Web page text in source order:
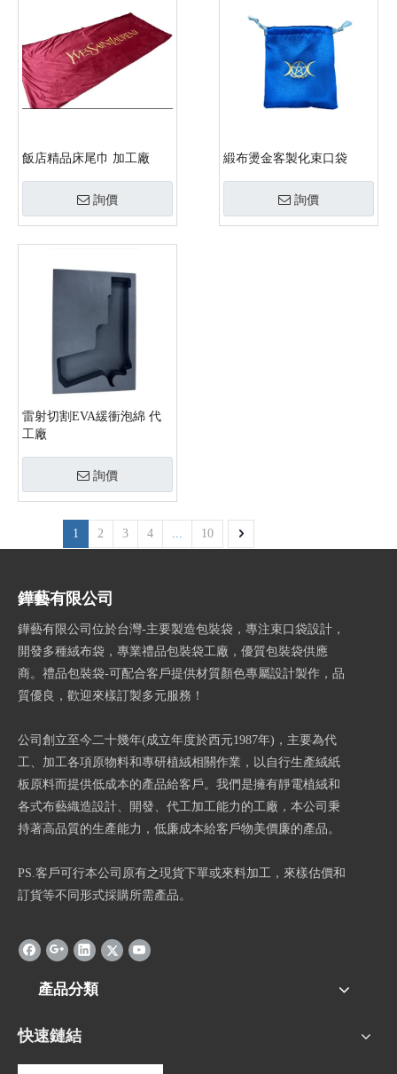
飯店精品床尾巾 加工廠
詢價
緞布燙金客製化束口袋
詢價
雷射切割EVA緩衝泡綿 代
工廠
詢價
1 2 3 4 ... 10
鏵藝有限公司
鏵藝有限公司位於台灣-主要製造包裝袋，專注束口袋設計，
開發多種絨布袋，專業禮品包裝袋工廠，優質包裝袋供應
商。禮品包裝袋-可配合客戶提供材質顏色專屬設計製作，品
質優良，歡迎來樣訂製多元服務！
公司創立至今二十幾年(成立年度於西元1987年)，主要為代
工、加工各項原物料和專研植絨相關作業，以自行生產絨紙
板原料而提供低成本的產品給客戶。我們是擁有靜電植絨和
各式布藝織造設計、開發、代工加工能力的工廠，本公司秉
持著高品質的生產能力，低廉成本給客戶物美價廉的產品。
PS.客戶可行本公司原有之現貨下單或來料加工，來樣估價和
訂貨等不同形式採購所需產品。
產品分類
快速鏈結